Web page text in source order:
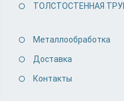
ТОЛСТОСТЕННАЯ
Металлообработка
Доставка
Контакты